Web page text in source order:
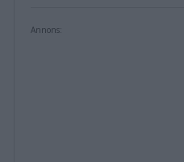
Annons: